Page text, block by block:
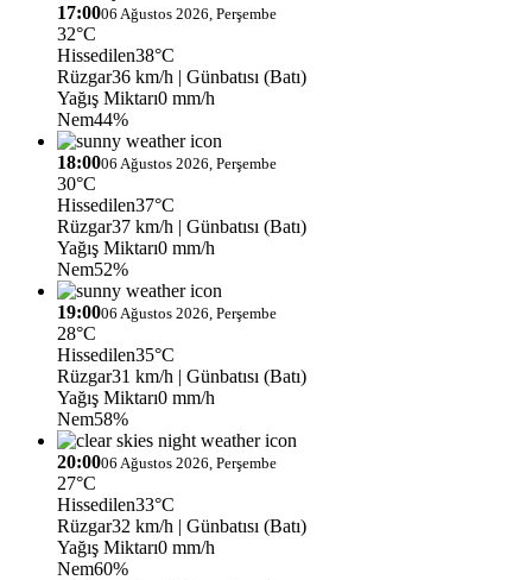
17:0006 Ağustos 2026, Perşembe
32°C
Hissedilen38°C
Rüzgar36 km/h | Günbatısı (Batı)
Yağış Miktarı0 mm/h
Nem44%
18:0006 Ağustos 2026, Perşembe
30°C
Hissedilen37°C
Rüzgar37 km/h | Günbatısı (Batı)
Yağış Miktarı0 mm/h
Nem52%
19:0006 Ağustos 2026, Perşembe
28°C
Hissedilen35°C
Rüzgar31 km/h | Günbatısı (Batı)
Yağış Miktarı0 mm/h
Nem58%
20:0006 Ağustos 2026, Perşembe
27°C
Hissedilen33°C
Rüzgar32 km/h | Günbatısı (Batı)
Yağış Miktarı0 mm/h
Nem60%